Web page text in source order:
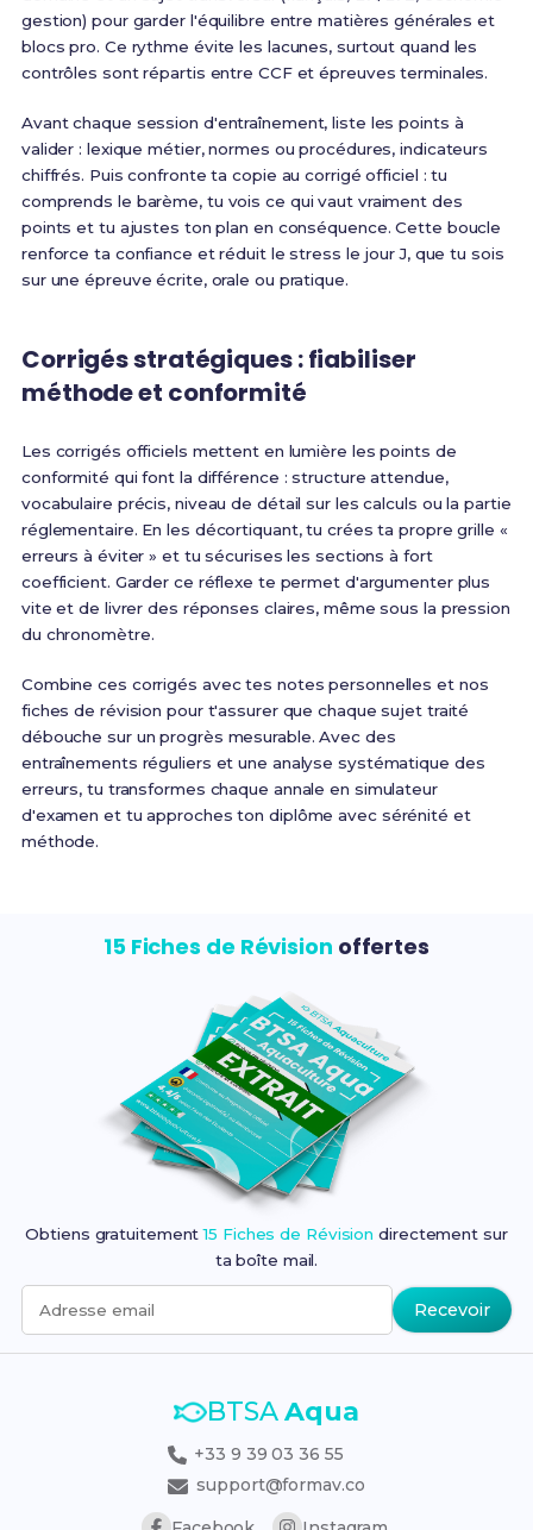
gestion) pour garder l'équilibre entre matières générales et
blocs pro. Ce rythme évite les lacunes, surtout quand les
contrôles sont répartis entre CCF et épreuves terminales.
Avant chaque session d'entraînement, liste les points à
valider : lexique métier, normes ou procédures, indicateurs
chiffrés. Puis confronte ta copie au corrigé officiel : tu
comprends le barème, tu vois ce qui vaut vraiment des
points et tu ajustes ton plan en conséquence. Cette boucle
renforce ta confiance et réduit le stress le jour J, que tu sois
sur une épreuve écrite, orale ou pratique.
Corrigés stratégiques : fiabiliser
méthode et conformité
Les corrigés officiels mettent en lumière les points de
conformité qui font la différence : structure attendue,
vocabulaire précis, niveau de détail sur les calculs ou la partie
réglementaire. En les décortiquant, tu crées ta propre grille «
erreurs à éviter » et tu sécurises les sections à fort
coefficient. Garder ce réflexe te permet d'argumenter plus
vite et de livrer des réponses claires, même sous la pression
du chronomètre.
Combine ces corrigés avec tes notes personnelles et nos
fiches de révision pour t'assurer que chaque sujet traité
débouche sur un progrès mesurable. Avec des
entraînements réguliers et une analyse systématique des
erreurs, tu transformes chaque annale en simulateur
d'examen et tu approches ton diplôme avec sérénité et
méthode.
15 Fiches de Révision offertes
Obtiens gratuitement15 Fiches de Révision directement sur
ta boîte mail.
Adresse email Recevoir
BTSA Aqua
+33 9 39 03 36 55
support@formav.co